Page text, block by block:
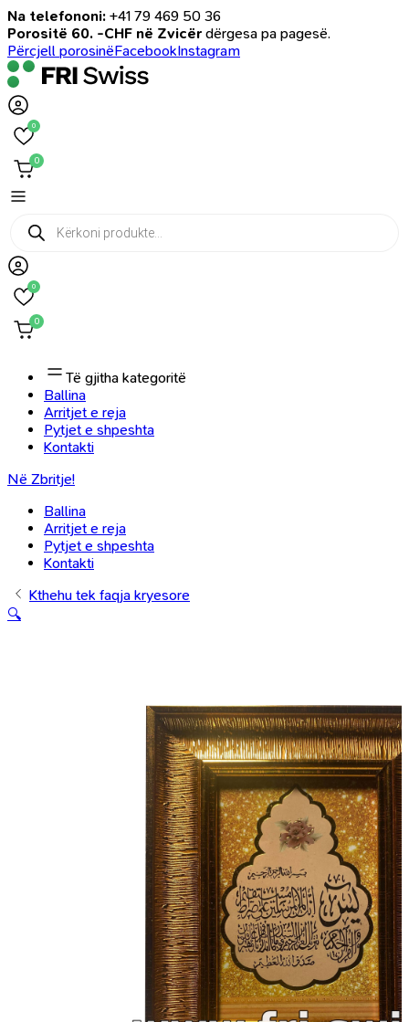
Na telefononi: +41 79 469 50 36
Porositë 60. -CHF në Zvicër dërgesa pa pagesë.
Përcjell porosinëFacebookInstagram
0
0
Products
search
0
0
Të gjitha kategoritë
Ballina
Arritjet e reja
Pytjet e shpeshta
Kontakti
Në Zbritje!
Ballina
Arritjet e reja
Pytjet e shpeshta
Kontakti
Kthehu tek faqja kryesore
🔍